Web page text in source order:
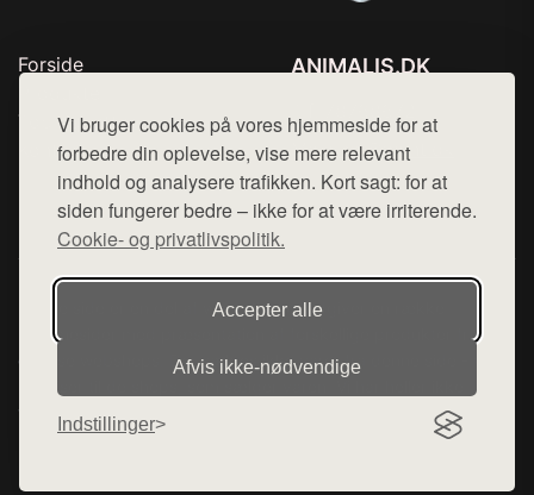
Vi bruger cookies på vores hjemmeside for at
forbedre din oplevelse, vise mere relevant
indhold og analysere trafikken. Kort sagt: for at
siden fungerer bedre – ikke for at være irriterende.
Cookie- og privatlivspolitik.
Accepter alle
Afvis ikke‑nødvendige
Indstillinger
Forside
Top Rabatter
Kontakt
ANIMALIS.DK
Mail: hej@want.dk
Cookie- og privatlivspolitik
Denne side er en del af want.dk, der udgiver en række
hjemmesider med præsentation af forskellige produkter fra
diverse webshops. Der sælges ikke varer fra denne side - vi
henviser til de shops, som sælger varen. Vi har heller ikke
varerne på lager.